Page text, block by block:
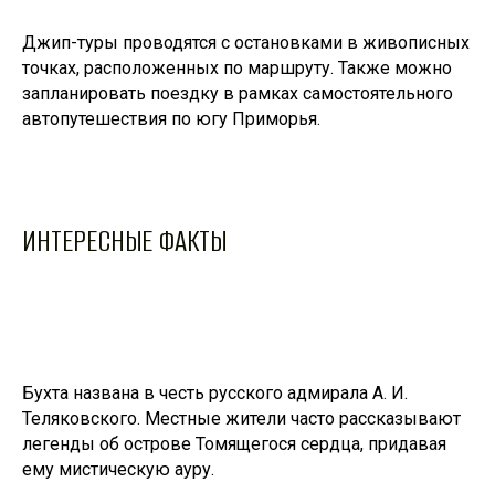
Джип-туры проводятся с остановками в живописных
точках, расположенных по маршруту. Также можно
запланировать поездку в рамках самостоятельного
автопутешествия по югу Приморья.
ИНТЕРЕСНЫЕ ФАКТЫ
Бухта названа в честь русского адмирала А. И.
Теляковского. Местные жители часто рассказывают
легенды об острове Томящегося сердца, придавая
ему мистическую ауру.